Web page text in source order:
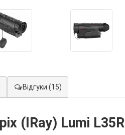
Відгуки (15)
(IRay) Lumi L35R